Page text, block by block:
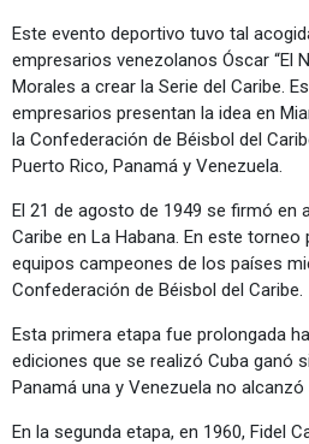
Este evento deportivo tuvo tal
empresarios venezolanos Óscar “El
Morales a crear la Serie del Caribe.
empresarios presentan la idea en
la Confederación de Béisbol del
Puerto Rico, Panamá y Venezuela.
El 21 de agosto de 1949 se firmó en
Caribe en La Habana. En este
equipos campeones de los países
Confederación de Béisbol del Caribe.
Esta primera etapa fue prolongada
ediciones que se realizó Cuba ganó
Panamá una y Venezuela no alcanzó
En la segunda etapa, en 1960, Fidel